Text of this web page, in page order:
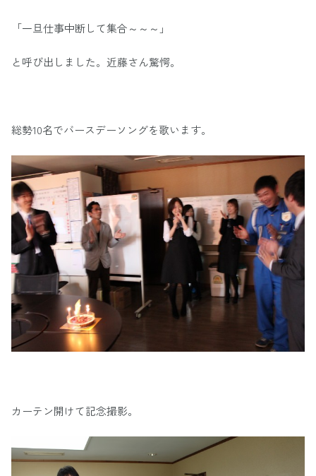
「一旦仕事中断して集合～～～」
と呼び出しました。近藤さん驚愕。
総勢10名でバースデーソングを歌います。
カーテン開けて記念撮影。